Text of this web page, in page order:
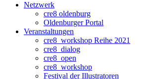
Netzwerk
cre8 oldenburg
Oldenburger Portal
Veranstaltungen
cre8_workshop Reihe 2021
cre8_dialog
cre8_open
cre8_workshop
Festival der Illustratoren